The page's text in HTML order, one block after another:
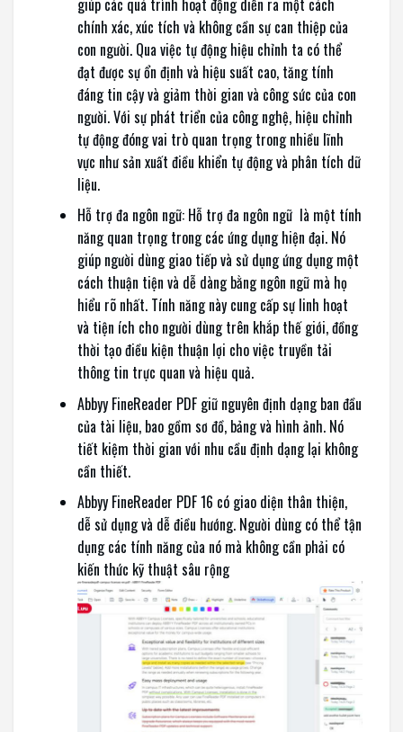
chính xác, xúc tích và không cần sự can thiệp của
con người. Qua việc tự động hiệu chỉnh ta có thể
đạt được sự ổn định và hiệu suất cao, tăng tính
đáng tin cậy và giảm thời gian và công sức của con
người. Với sự phát triển của công nghệ, hiệu chỉnh
tự động đóng vai trò quan trọng trong nhiều lĩnh
vực như sản xuất điều khiển tự động và phân tích dữ
liệu.
Hỗ trợ đa ngôn ngữ: Hỗ trợ đa ngôn ngữ là một tính
năng quan trọng trong các ứng dụng hiện đại. Nó
giúp người dùng giao tiếp và sử dụng ứng dụng một
cách thuận tiện và dễ dàng bằng ngôn ngữ mà họ
hiểu rõ nhất. Tính năng này cung cấp sự linh hoạt
và tiện ích cho người dùng trên khắp thế giới, đồng
thời tạo điều kiện thuận lợi cho việc truyền tải
thông tin trực quan và hiệu quả.
Abbyy FineReader PDF giữ nguyên định dạng ban đầu
của tài liệu, bao gồm sơ đồ, bảng và hình ảnh. Nó
tiết kiệm thời gian với nhu cầu định dạng lại không
cần thiết.
Abbyy FineReader PDF 16 có giao diện thân thiện,
dễ sử dụng và dễ điều hướng. Người dùng có thể tận
dụng các tính năng của nó mà không cần phải có
kiến thức kỹ thuật sâu rộng